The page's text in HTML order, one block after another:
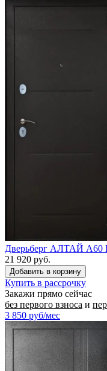
Дверьберг АЛТАЙ
21 920 руб.
Купить в рассрочку
Закажи прямо сейчас
без первого взноса и
3 850 руб/мес